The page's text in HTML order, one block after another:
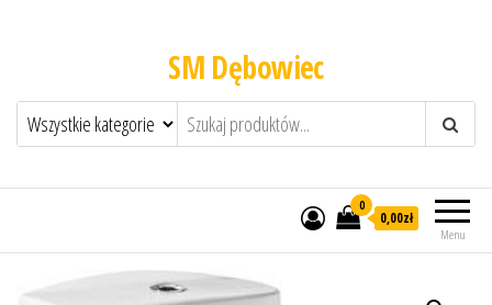
SM Dębowiec
Menu
0
0,00zł